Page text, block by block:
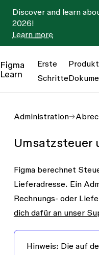
Discover and learn
2026!
Learn more
Figma
Learn
Erste
Schritte
Administration
Umsatzsteuer
Figma berechnet
Lieferadresse. Ein
Rechnungs- oder
dich dafür an unser
Hinweis: Die auf